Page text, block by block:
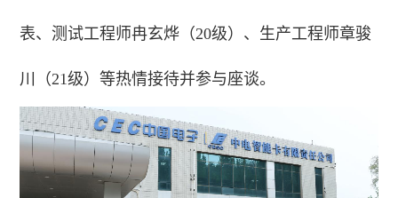
表、测试工程师冉玄烨（20级）、生产工程师章骏
川（21级）等热情接待并参与座谈。